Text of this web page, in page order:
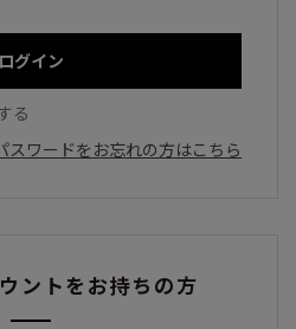
る
スワードをお忘れの方はこちら
ントをお持ちの方